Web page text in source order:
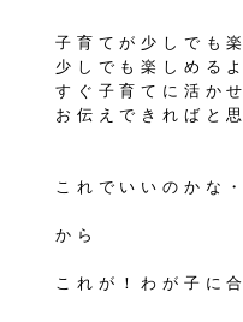
子育てが少しでも
少しでも楽しめる
すぐ子育てに活か
お伝えできればと
これでいいのかな
から
これが！わが子に